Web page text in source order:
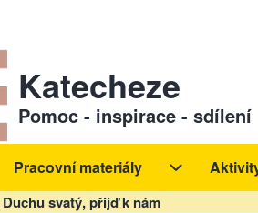
odkazy
Katecheze
Pomoc - inspirace - sdílení
Pracovní materiály
Pracovní
svatý, přijď k nám